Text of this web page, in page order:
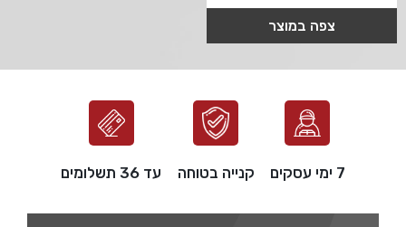
צפה במוצר
7 ימי עסקים קנייה בטוחה עד 36 תשלומים